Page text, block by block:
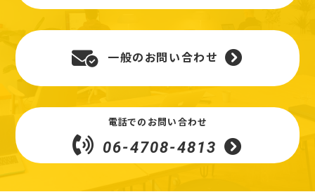
一般のお問い合わせ
電話でのお問い合わせ
06-4708-4813